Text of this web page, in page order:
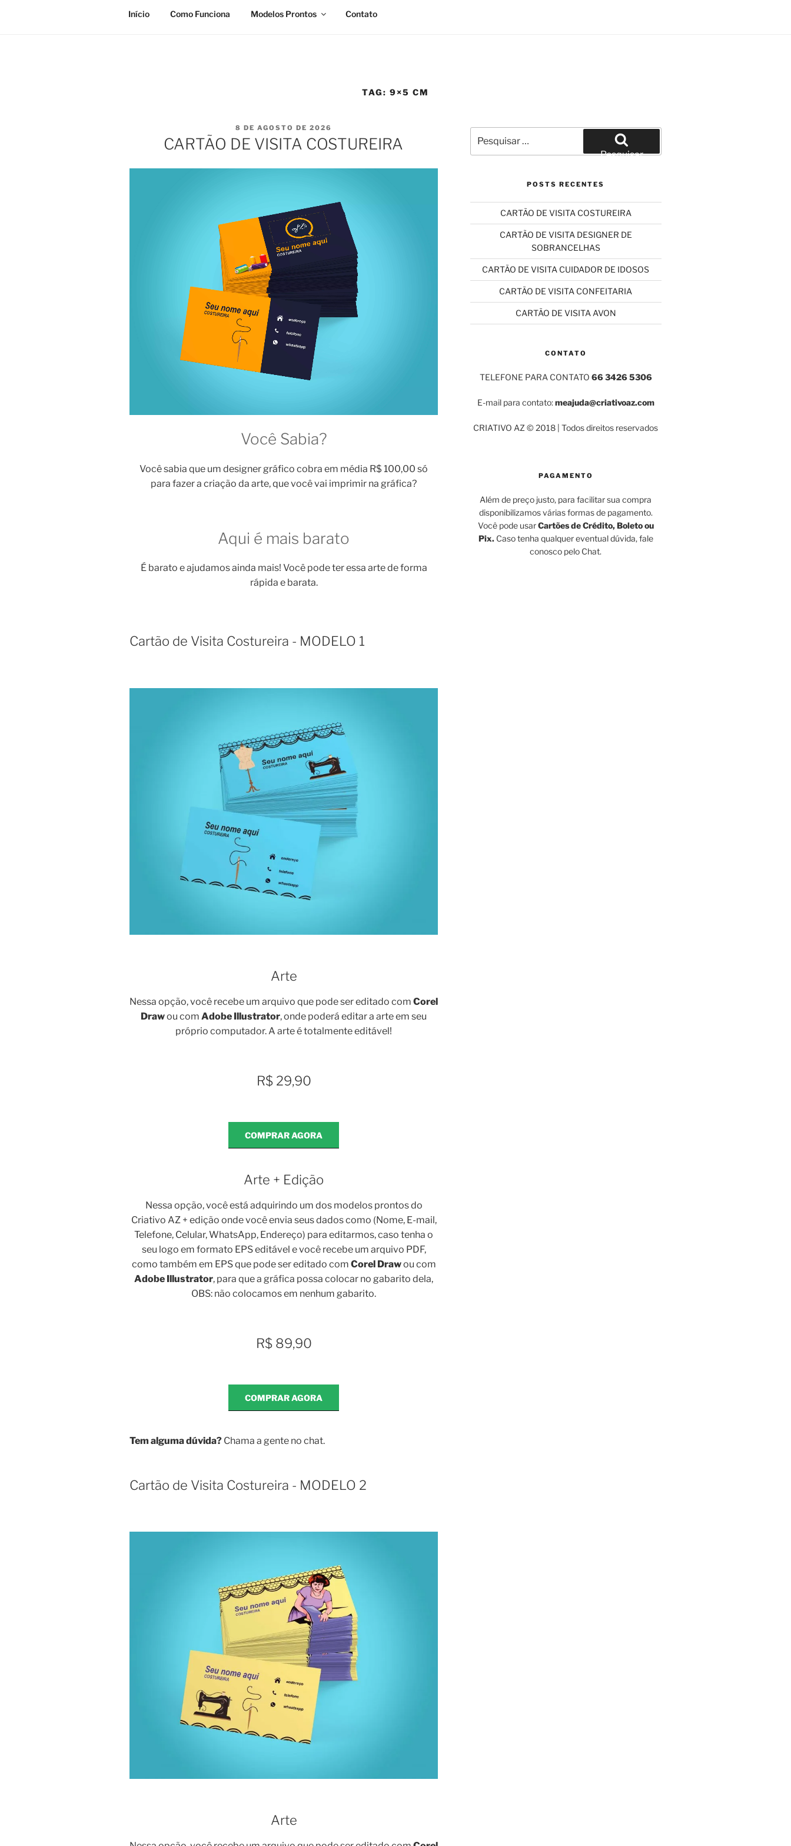
Início Como Funciona Modelos Prontos Contato
TAG:9×5 CM
PUBLICADO
EM
8 DE AGOSTO DE 2026
CARTÃO DE VISITA COSTUREIRA
Você Sabia?
Você sabia que um designer gráfico cobra em média R$ 100,00 só
para fazer a criação da arte, que você vai imprimir na gráfica?
Aqui é mais barato
É barato e ajudamos ainda mais! Você pode ter essa arte de forma
rápida e barata.
Cartão de Visita Costureira - MODELO 1
Arte
Nessa opção, você recebe um arquivo que pode ser editado comCorel
Drawou comAdobe Illustrator, onde poderá editar a arte em seu
próprio computador. A arte é totalmente editável!
R$ 29,90
COMPRAR AGORA
Arte + Edição
Nessa opção, você está adquirindo um dos modelos prontos do
Criativo AZ + edição onde você envia seus dados como (Nome, E-mail,
Telefone, Celular, WhatsApp, Endereço) para editarmos, caso tenha o
seu logo em formato EPS editável e você recebe um arquivo PDF,
como também em EPS que pode ser editado com Corel Drawou com
Adobe Illustrator, para que a gráfica possa colocar no gabarito dela,
OBS: não colocamos em nenhum gabarito.
R$ 89,90
COMPRAR AGORA
Tem alguma dúvida? Chama a gente no chat.
Cartão de Visita Costureira - MODELO 2
Arte
Pesquisar
Pesquisar
POSTS RECENTES
CARTÃO DE VISITA COSTUREIRA
CARTÃO DE VISITA DESIGNER DE
SOBRANCELHAS
CARTÃO DE VISITA CUIDADOR DE IDOSOS
CARTÃO DE VISITA CONFEITARIA
CARTÃO DE VISITA AVON
CONTATO
TELEFONE PARA CONTATO 66 3426 5306
E-mail para contato:meajuda@criativoaz.com
CRIATIVO AZ © 2018 | Todos direitos reservados
PAGAMENTO
Além de preço justo, para facilitar sua compra
disponibilizamos várias formas de pagamento.
Você pode usarCartões de Crédito, Boleto ou
Pix.Caso tenha qualquer eventual dúvida, fale
conosco pelo Chat.